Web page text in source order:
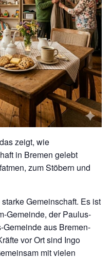
zeigt, wie
in Bremen gelebt
zum Stöbern und
Gemeinschaft. Es ist
Gemeinde, der Paulus-
aus Bremen-
vor Ort sind Ingo
mit vielen